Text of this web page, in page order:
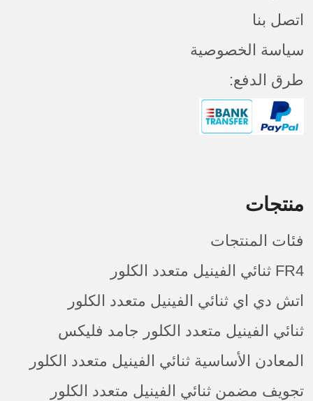
اتصل بنا
سياسة الخصوصية
طرق الدفع:
منتجات
فئات المنتجات
FR4 ثنائي الفينيل متعدد الكلور
اتش دي اي ثنائي الفينيل متعدد الكلور
ثنائي الفينيل متعدد الكلور جامد فليكس
المعادن الأساسية ثنائي الفينيل متعدد الكلور
تجويف مضمن ثنائي الفينيل متعدد الكلور